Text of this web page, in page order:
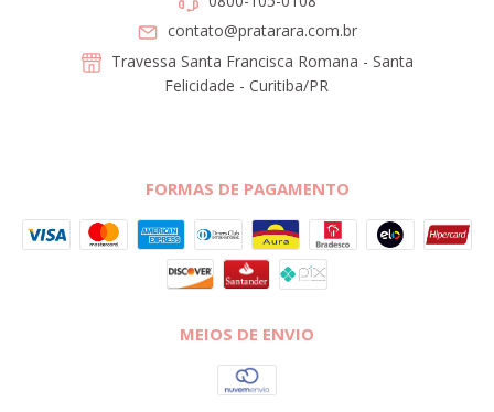
contato@pratarara.com.br
Travessa Santa Francisca Romana - Santa
Felicidade - Curitiba/PR
FORMAS DE PAGAMENTO
MEIOS DE ENVIO